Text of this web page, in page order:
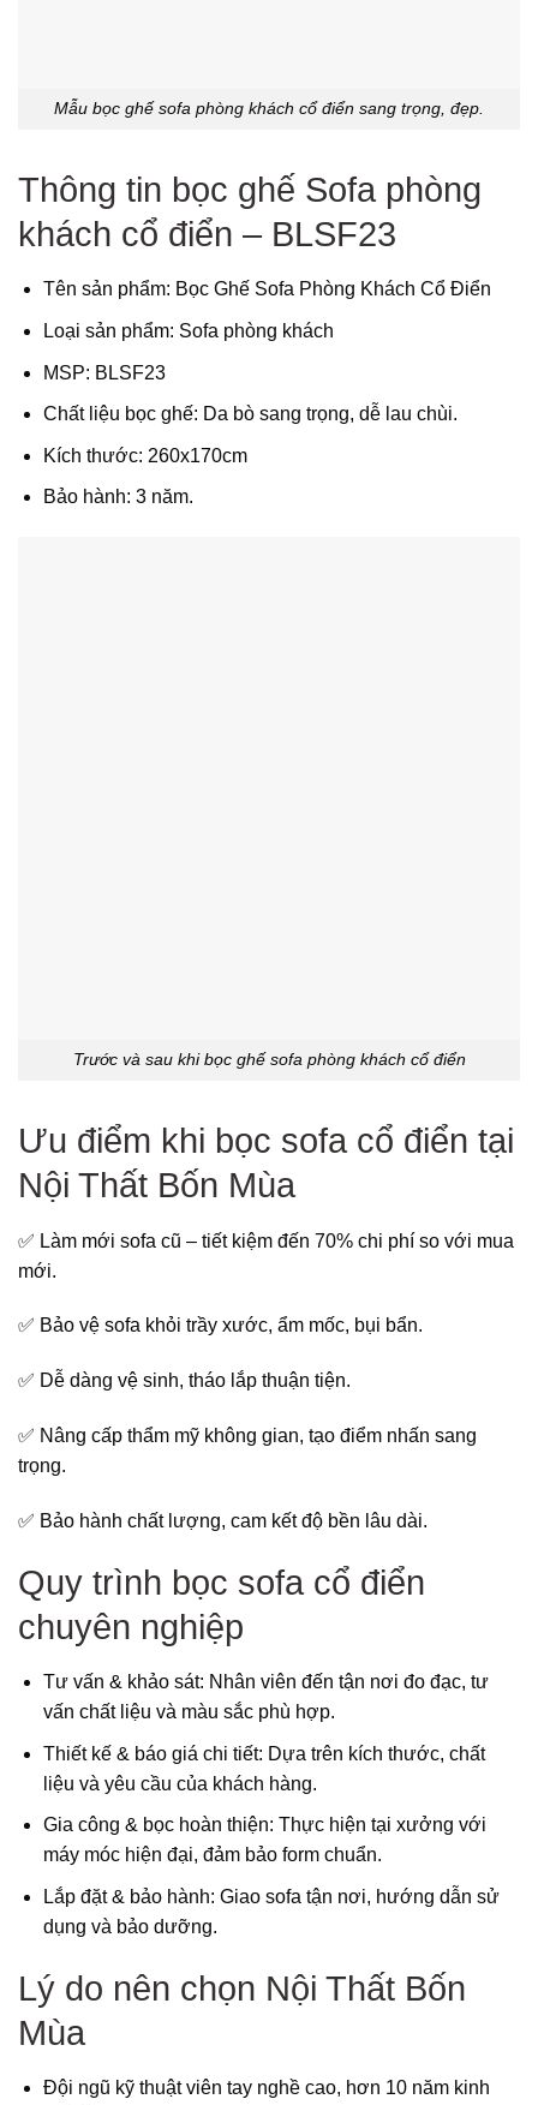
Mẫu bọc ghế sofa phòng khách cổ điển sang trọng, đẹp.
Thông tin bọc ghế Sofa phòng
khách cổ điển – BLSF23
Tên sản phẩm: Bọc Ghế Sofa Phòng Khách Cổ Điển
Loại sản phẩm: Sofa phòng khách
MSP: BLSF23
Chất liệu bọc ghế: Da bò sang trọng, dễ lau chùi.
Kích thước: 260x170cm
Bảo hành: 3 năm.
Trước và sau khi bọc ghế sofa phòng khách cổ điển
Ưu điểm khi bọc sofa cổ điển tại
Nội Thất Bốn Mùa
✅ Làm mới sofa cũ – tiết kiệm đến 70% chi phí so với mua
mới.
✅ Bảo vệ sofa khỏi trầy xước, ẩm mốc, bụi bẩn.
✅ Dễ dàng vệ sinh, tháo lắp thuận tiện.
✅ Nâng cấp thẩm mỹ không gian, tạo điểm nhấn sang
trọng.
✅ Bảo hành chất lượng, cam kết độ bền lâu dài.
Quy trình bọc sofa cổ điển
chuyên nghiệp
Tư vấn & khảo sát: Nhân viên đến tận nơi đo đạc, tư
vấn chất liệu và màu sắc phù hợp.
Thiết kế & báo giá chi tiết: Dựa trên kích thước, chất
liệu và yêu cầu của khách hàng.
Gia công & bọc hoàn thiện: Thực hiện tại xưởng với
máy móc hiện đại, đảm bảo form chuẩn.
Lắp đặt & bảo hành: Giao sofa tận nơi, hướng dẫn sử
dụng và bảo dưỡng.
Lý do nên chọn Nội Thất Bốn
Mùa
Đội ngũ kỹ thuật viên tay nghề cao, hơn 10 năm kinh